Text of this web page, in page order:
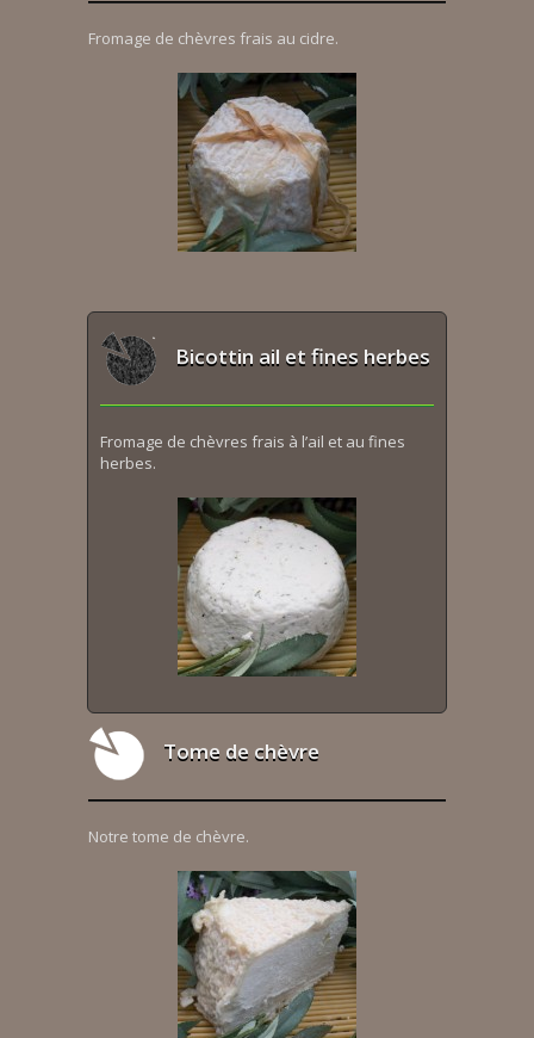
Fromage de chèvres frais au cidre.
Bicottin ail et fines herbes
Fromage de chèvres frais à l’ail et au fines
herbes.
Tome de chèvre
Notre tome de chèvre.